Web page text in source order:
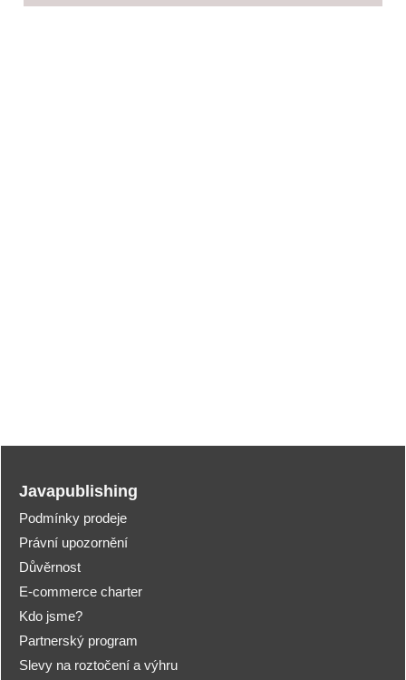
Javapublishing
Podmínky prodeje
Právní upozornění
Důvěrnost
E-commerce charter
Kdo jsme?
Partnerský program
Slevy na roztočení a výhru